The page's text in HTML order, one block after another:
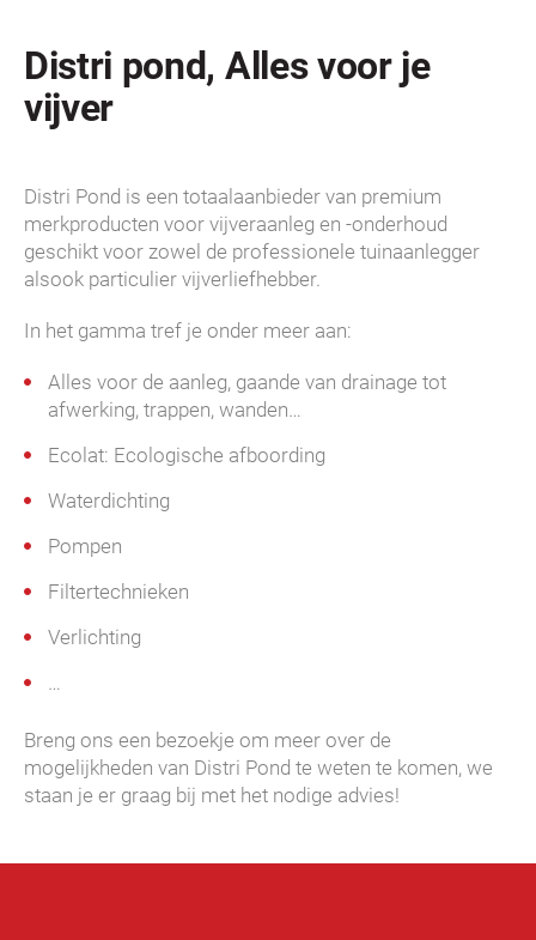
Distri pond, Alles voor je
vijver
Distri Pond is een totaalaanbieder van premium
merkproducten voor vijveraanleg en -onderhoud
geschikt voor zowel de professionele tuinaanlegger
alsook particulier vijverliefhebber.
In het gamma tref je onder meer aan:
Alles voor de aanleg, gaande van drainage tot
afwerking, trappen, wanden…
Ecolat: Ecologische afboording
Waterdichting
Pompen
Filtertechnieken
Verlichting
…
Breng ons een bezoekje om meer over de
mogelijkheden van Distri Pond te weten te komen, we
staan je er graag bij met het nodige advies!